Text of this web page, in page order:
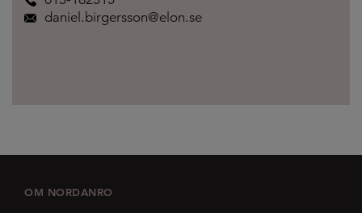
daniel.birgersson@elon.se
OM NORDANRO